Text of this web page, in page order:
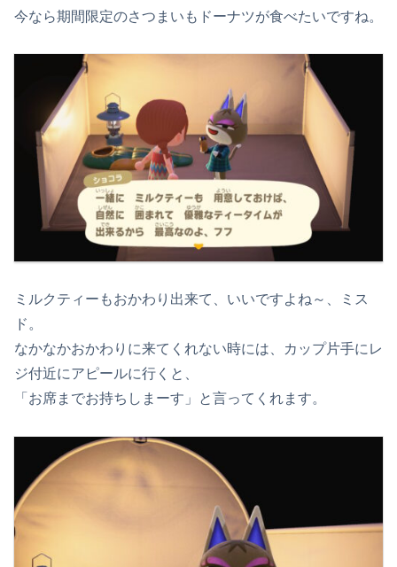
今なら期間限定のさつまいもドーナツが食べたいですね。
ミルクティーもおかわり出来て、いいですよね～、ミス
ド。
なかなかおかわりに来てくれない時には、カップ片手にレ
ジ付近にアピールに行くと、
「お席までお持ちしまーす」と言ってくれます。